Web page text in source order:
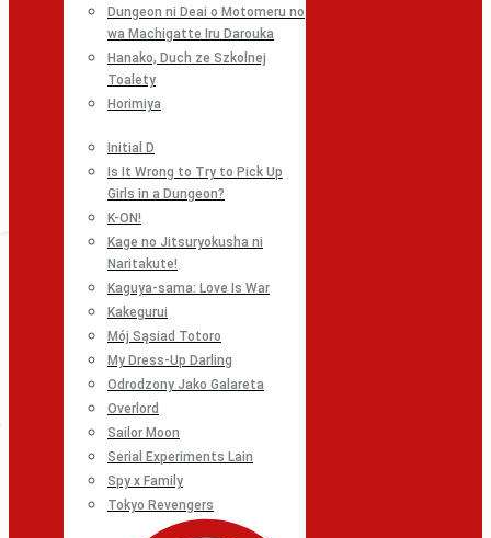
Dungeon ni Deai o Motomeru no
wa Machigatte Iru Darouka
Hanako, Duch ze Szkolnej
Toalety
Horimiya
Initial D
Is It Wrong to Try to Pick Up
Girls in a Dungeon?
K-ON!
Kage no Jitsuryokusha ni
Naritakute!
Kaguya-sama: Love Is War
Kakegurui
Mój Sąsiad Totoro
My Dress-Up Darling
Odrodzony Jako Galareta
Overlord
Sailor Moon
Serial Experiments Lain
Spy x Family
Tokyo Revengers